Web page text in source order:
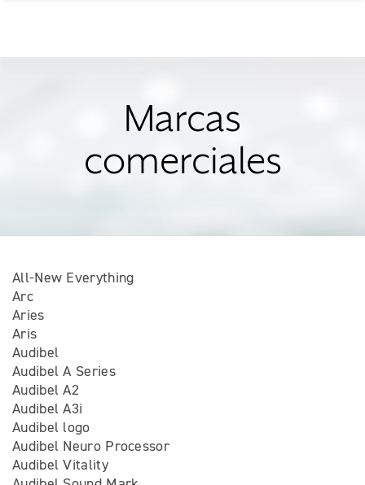
Marcas
comerciales
All-New Everything
Arc
Aries
Aris
Audibel
Audibel A Series
Audibel A2
Audibel A3i
Audibel logo
Audibel Neuro Processor
Audibel Vitality